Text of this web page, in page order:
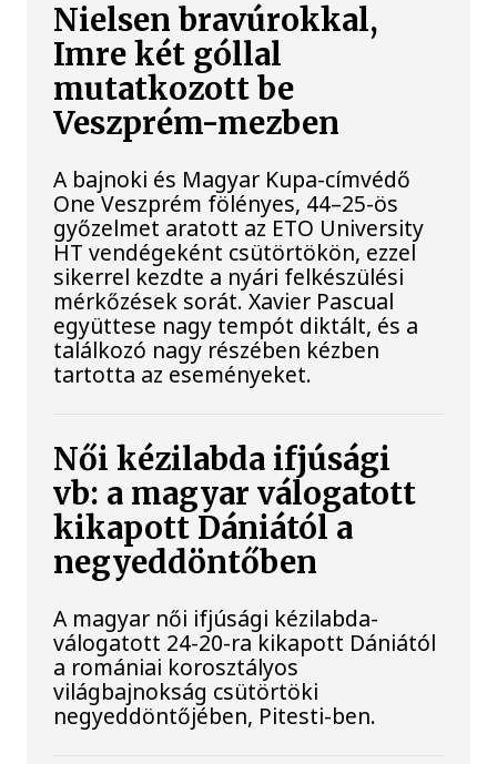
Nielsen bravúrokkal,
Imre két góllal
mutatkozott be
Veszprém-mezben
A bajnoki és Magyar Kupa-címvédő
One Veszprém fölényes, 44–25-ös
győzelmet aratott az ETO University
HT vendégeként csütörtökön, ezzel
sikerrel kezdte a nyári felkészülési
mérkőzések sorát. Xavier Pascual
együttese nagy tempót diktált, és a
találkozó nagy részében kézben
tartotta az eseményeket.
Női kézilabda ifjúsági
vb: a magyar válogatott
kikapott Dániától a
negyeddöntőben
A magyar női ifjúsági kézilabda-
válogatott 24-20-ra kikapott Dániától
a romániai korosztályos
világbajnokság csütörtöki
negyeddöntőjében, Pitesti-ben.